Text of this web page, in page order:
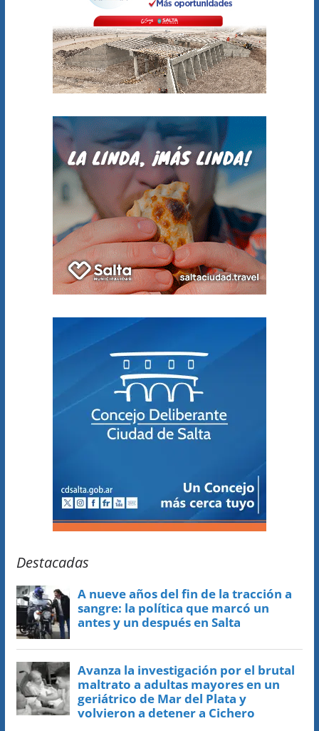
Destacadas